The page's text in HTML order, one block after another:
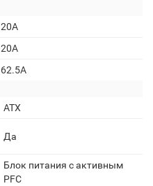
20А
20А
62.5А
ATX
Да
Блок питания с активным
PFC